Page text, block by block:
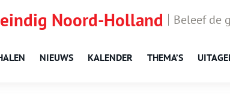
Noord-Holland Beleef de
NIEUWS KALENDER THEMA’S